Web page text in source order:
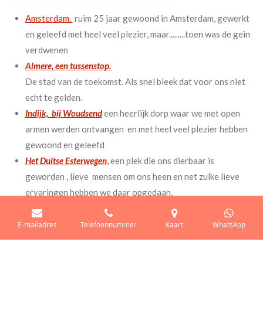
Amsterdam. ruim 25 jaar gewoond in Amsterdam, gewerkt
en geleefd met heel veel plezier, maar.........toen was de gein
verdwenen
Almere, een tussenstop.
De stad van de toekomst. Als snel bleek dat voor ons niet
echt te gelden.
Indijk, bij Woudsendeen heerlijk dorp waar we met open
armen werden ontvangen en met heel veel plezier hebben
gewoond en geleefd
Het Duitse Esterwegen, een plek die ons dierbaar is
geworden , lieve mensen om ons heen en net zulke lieve
ervaringen hebben we daar opgedaan.
Landgraaf ,
na heel wat omzwervingen hebben we gekozen
voor een plekje in het zuiden, een beetje in de buurt van
Els haar Roots en een plek waar we hopen oud te worden
E-mailadres Telefoonnummer Kaart WhatsApp